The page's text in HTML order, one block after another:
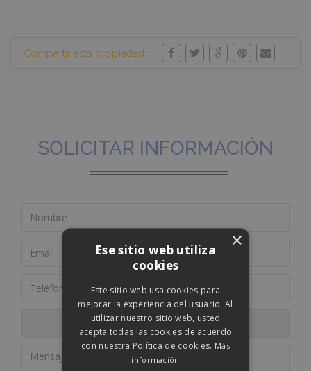
Compartir esta propiedad:
SOLICITAR INFORMACIÓN
×
Ese sitio web utiliza
cookies
Este sitio web usa cookies para
mejorar la experiencia del usuario. Al
utilizar nuestro sitio web, usted
acepta todas las cookies de acuerdo
con nuestra Política de cookies. Más
información